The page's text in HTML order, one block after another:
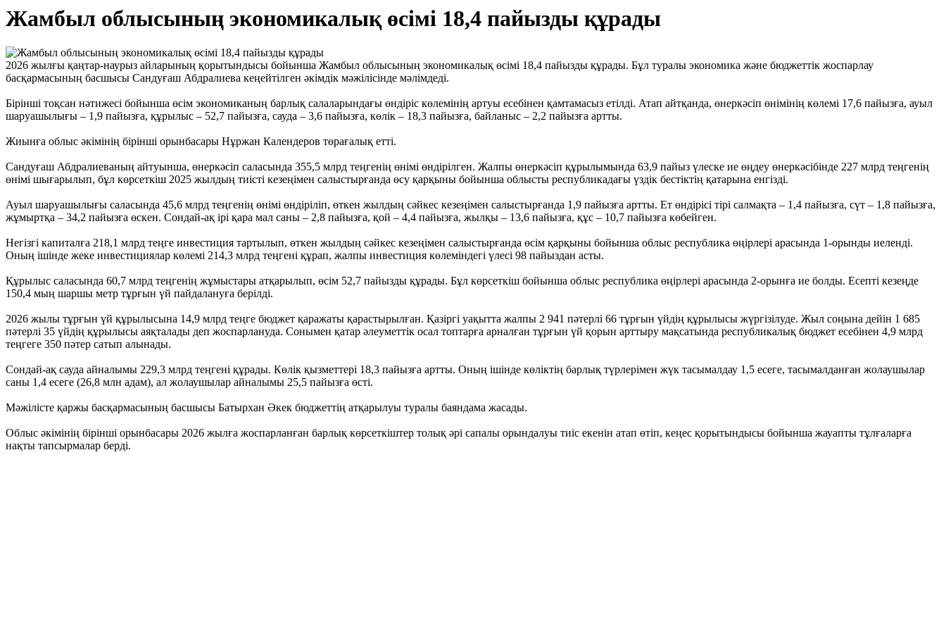
Жамбыл облысының экономикалық өсімі 18,4 пайызды құрады
2026 жылғы қаңтар-наурыз айларының қорытындысы бойынша Жамбыл облысының экономикалық өсімі 18,4 пайызды құрады. Бұл туралы экономика және бюджеттік жоспарлау
басқармасының басшысы Сандуғаш Абдралиева кеңейтілген әкімдік мәжілісінде мәлімдеді.
Бірінші тоқсан нәтижесі бойынша өсім экономиканың барлық салаларындағы өндіріс көлемінің артуы есебінен қамтамасыз етілді. Атап айтқанда, өнеркәсіп өнімінің көлемі 17,6 пайызға, ауыл
шаруашылығы – 1,9 пайызға, құрылыс – 52,7 пайызға, сауда – 3,6 пайызға, көлік – 18,3 пайызға, байланыс – 2,2 пайызға артты.
Жиынға облыс әкімінің бірінші орынбасары Нұржан Календеров төрағалық етті.
Сандуғаш Абдралиеваның айтуынша, өнеркәсіп саласында 355,5 млрд теңгенің өнімі өндірілген. Жалпы өнеркәсіп құрылымында 63,9 пайыз үлеске ие өңдеу өнеркәсібінде 227 млрд теңгенің
өнімі шығарылып, бұл көрсеткіш 2025 жылдың тиісті кезеңімен салыстырғанда өсу қарқыны бойынша облысты республикадағы үздік бестіктің қатарына енгізді.
Ауыл шаруашылығы саласында 45,6 млрд теңгенің өнімі өндіріліп, өткен жылдың сәйкес кезеңімен салыстырғанда 1,9 пайызға артты. Ет өндірісі тірі салмақта – 1,4 пайызға, сүт – 1,8 пайызға,
жұмыртқа – 34,2 пайызға өскен. Сондай-ақ ірі қара мал саны – 2,8 пайызға, қой – 4,4 пайызға, жылқы – 13,6 пайызға, құс – 10,7 пайызға көбейген.
Негізгі капиталға 218,1 млрд теңге инвестиция тартылып, өткен жылдың сәйкес кезеңімен салыстырғанда өсім қарқыны бойынша облыс республика өңірлері арасында 1-орынды иеленді.
Оның ішінде жеке инвестициялар көлемі 214,3 млрд теңгені құрап, жалпы инвестиция көлеміндегі үлесі 98 пайыздан асты.
Құрылыс саласында 60,7 млрд теңгенің жұмыстары атқарылып, өсім 52,7 пайызды құрады. Бұл көрсеткіш бойынша облыс республика өңірлері арасында 2-орынға ие болды. Есепті кезеңде
150,4 мың шаршы метр тұрғын үй пайдалануға берілді.
2026 жылы тұрғын үй құрылысына 14,9 млрд теңге бюджет қаражаты қарастырылған. Қазіргі уақытта жалпы 2 941 пәтерлі 66 тұрғын үйдің құрылысы жүргізілуде. Жыл соңына дейін 1 685
пәтерлі 35 үйдің құрылысы аяқталады деп жоспарлануда. Сонымен қатар әлеуметтік осал топтарға арналған тұрғын үй қорын арттыру мақсатында республикалық бюджет есебінен 4,9 млрд
теңгеге 350 пәтер сатып алынады.
Сондай-ақ сауда айналымы 229,3 млрд теңгені құрады. Көлік қызметтері 18,3 пайызға артты. Оның ішінде көліктің барлық түрлерімен жүк тасымалдау 1,5 есеге, тасымалданған жолаушылар
саны 1,4 есеге (26,8 млн адам), ал жолаушылар айналымы 25,5 пайызға өсті.
Мәжілісте қаржы басқармасының басшысы Батырхан Әкек бюджеттің атқарылуы туралы баяндама жасады.
Облыс әкімінің бірінші орынбасары 2026 жылға жоспарланған барлық көрсеткіштер толық әрі сапалы орындалуы тиіс екенін атап өтіп, кеңес қорытындысы бойынша жауапты тұлғаларға
нақты тапсырмалар берді.